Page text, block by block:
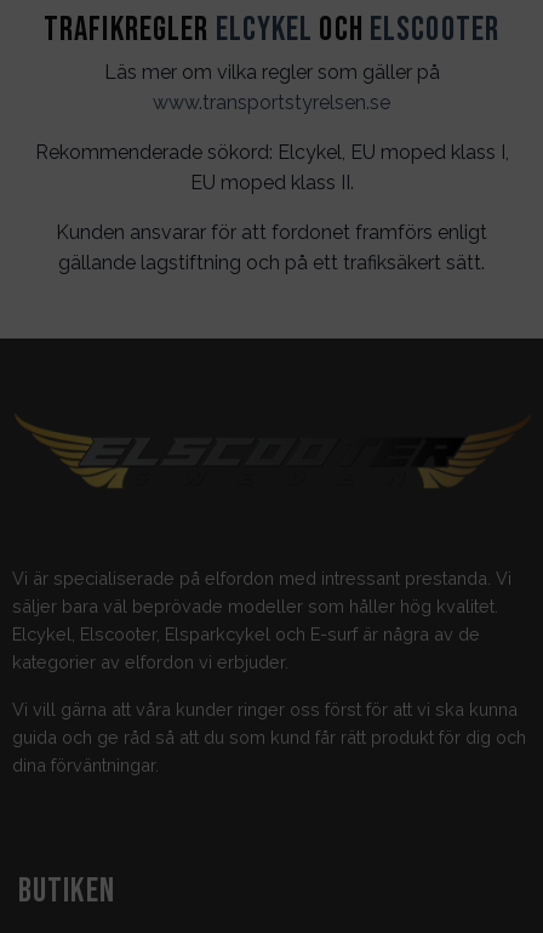
Trafikregler Elcykel och Elscooter
Läs mer om vilka regler som gäller på
www.transportstyrelsen.se
Rekommenderade sökord: Elcykel, EU moped klass I,
EU moped klass II.
Kunden ansvarar för att fordonet framförs enligt
gällande lagstiftning och på ett trafiksäkert sätt.
Vi är specialiserade på elfordon med intressant prestanda. Vi
säljer bara väl beprövade modeller som håller hög kvalitet.
Elcykel, Elscooter, Elsparkcykel och E-surf är några av de
kategorier av elfordon vi erbjuder.
Vi vill gärna att våra kunder ringer oss först för att vi ska kunna
guida och ge råd så att du som kund får rätt produkt för dig och
dina förväntningar.
BUTIKEN